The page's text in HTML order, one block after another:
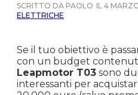
SCRITTO DA PAOLO IL 4
ELETTRICHE
Se il tuo obiettivo è
con un budget
Leapmotor T03 sono
interessanti per